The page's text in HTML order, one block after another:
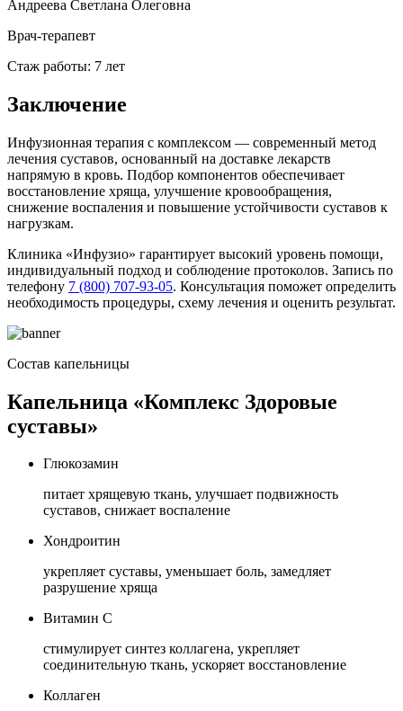
Андреева Светлана Олеговна
Врач-терапевт
Стаж работы: 7 лет
Заключение
Инфузионная терапия с комплексом — современный метод
лечения суставов, основанный на доставке лекарств
напрямую в кровь. Подбор компонентов обеспечивает
восстановление хряща, улучшение кровообращения,
снижение воспаления и повышение устойчивости суставов к
нагрузкам.
Клиника «Инфузио» гарантирует высокий уровень помощи,
индивидуальный подход и соблюдение протоколов. Запись по
телефону 7 (800) 707-93-05. Консультация поможет определить
необходимость процедуры, схему лечения и оценить результат.
Состав капельницы
Капельница «Комплекс Здоровые
суставы»
Глюкозамин
питает хрящевую ткань, улучшает подвижность
суставов, снижает воспаление
Хондроитин
укрепляет суставы, уменьшает боль, замедляет
разрушение хряща
Витамин C
стимулирует синтез коллагена, укрепляет
соединительную ткань, ускоряет восстановление
Коллаген